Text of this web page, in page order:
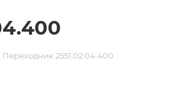
Переходник 2551.02.04.400